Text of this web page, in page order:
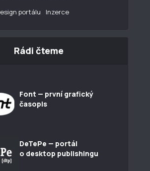
portálu Inzerce
Rádi čteme
Font — první grafický
časopis
DeTePe — portál
o desktop publishingu